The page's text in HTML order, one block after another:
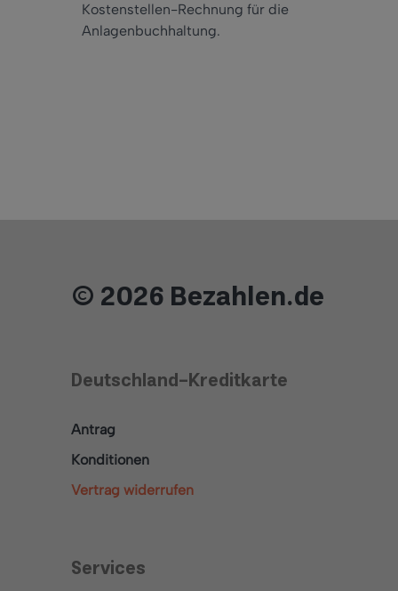
Kostenstellen-Rechnung für die
Anlagenbuchhaltung.
© 2026 Bezahlen.de
Deutschland-Kreditkarte
Antrag
Konditionen
Vertrag widerrufen
Services